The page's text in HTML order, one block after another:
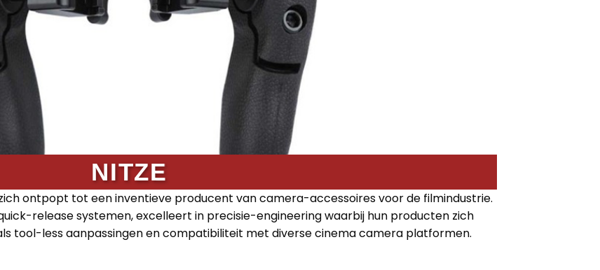
NITZE
ontpopt tot een inventieve producent van camera-accessoires voor de filmindustrie.
release systemen, excelleert in precisie-engineering waarbij hun producten zich
tool-less aanpassingen en compatibiliteit met diverse cinema camera platformen.